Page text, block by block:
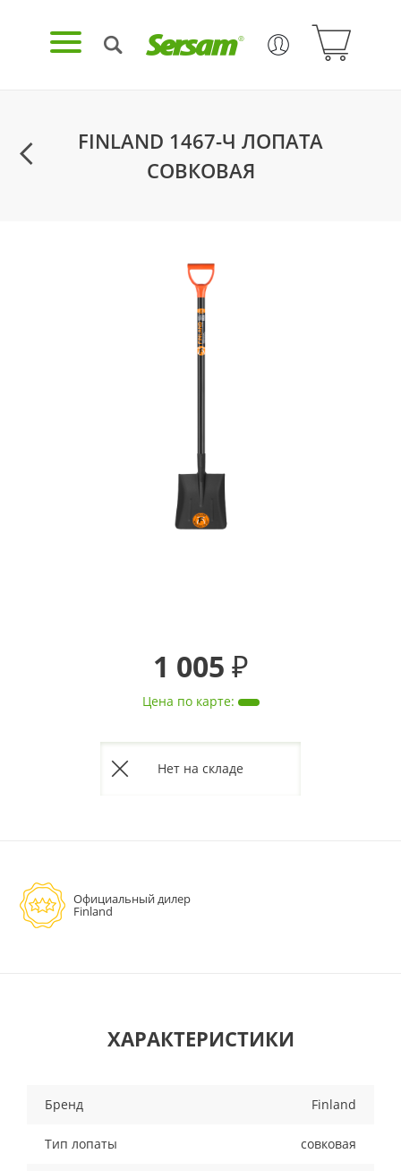
FINLAND 1467-Ч ЛОПАТА
СОВКОВАЯ
1 005 ₽
Цена по карте:
Нет на складе
Официальный дилер
Finland
ХАРАКТЕРИСТИКИ
Бренд Finland
Тип лопаты совковая